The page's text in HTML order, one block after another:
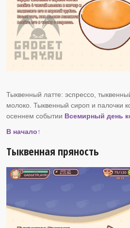
Тыквенный латте: эспрессо,
молоко. Тыквенный сироп и палочки
осеннем событии Всемирный день
В начало↑
Тыквенная пряность